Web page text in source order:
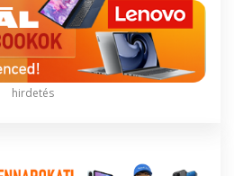
hirdetés